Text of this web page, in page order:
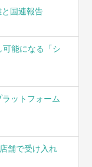
国連報告
能になる「シ
ットフォーム
舗で受け入れ